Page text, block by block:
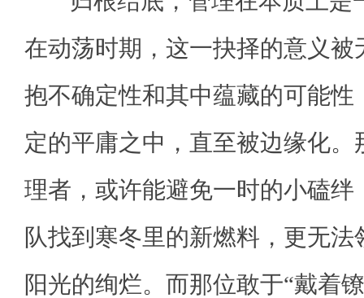
在动荡时期，这一抉择的意义被
抱不确定性和其中蕴藏的可能性
定的平庸之中，直至被边缘化。
理者，或许能避免一时的小磕绊
队找到寒冬里的新燃料，更无
阳光的绚烂。而那位敢于“戴着